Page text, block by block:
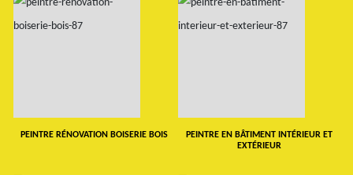
PEINTRE RÉNOVATION BOISERIE BOIS
PEINTRE EN BÂTIMENT INTÉRIEUR ET
EXTÉRIEUR